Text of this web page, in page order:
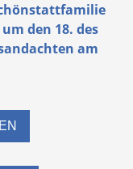
den 18. des
am